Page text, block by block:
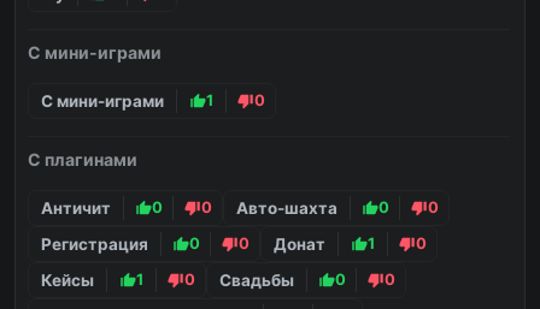
С мини-играми
С мини-играми 1 0
С плагинами
Античит 0 0 Авто-шахта 0 0
Регистрация 0 0 Донат 1 0
Кейсы 1 0 Свадьбы 0 0